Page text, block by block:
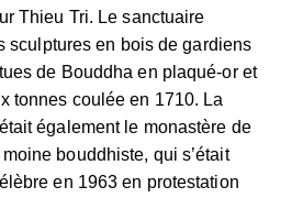
Thieu Tri. Le sanctuaire
sculptures en bois de gardiens
de Bouddha en plaqué-or et
tonnes coulée en 1710. La
également le monastère de
bouddhiste, qui s’était
en 1963 en protestation